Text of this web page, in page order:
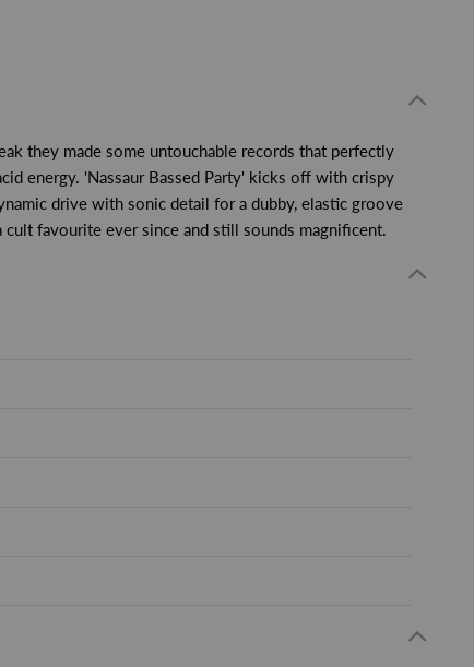
they made some untouchable records that perfectly
energy. 'Nassaur Bassed Party' kicks off with crispy
drive with sonic detail for a dubby, elastic groove
favourite ever since and still sounds magnificent.